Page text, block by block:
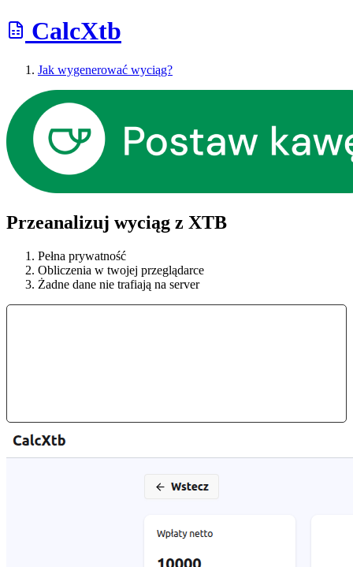
CalcXtb
Jak wygenerować wyciąg?
Przeanalizuj wyciąg z XTB
Pełna prywatność
Obliczenia w twojej przeglądarce
Żadne dane nie trafiają na server